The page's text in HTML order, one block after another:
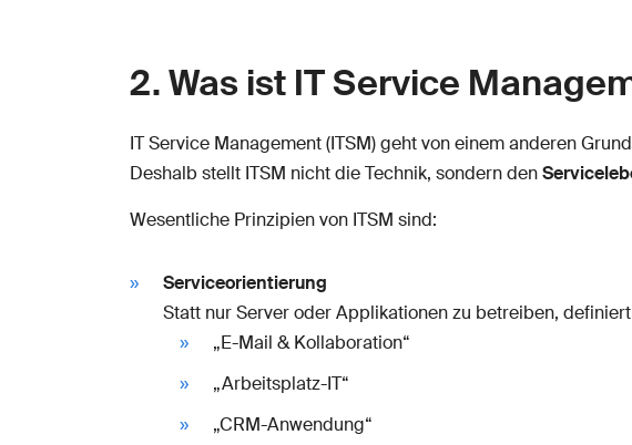
2. Was ist IT Service
IT Service Management (ITSM) geht von einem anderen
Deshalb stellt ITSM nicht die Technik, sondern den
Wesentliche Prinzipien von ITSM sind:
Serviceorientierung
Statt nur Server oder Applikationen zu betreiben,
„E-Mail & Kollaboration“
„Arbeitsplatz-IT“
„CRM-Anwendung“